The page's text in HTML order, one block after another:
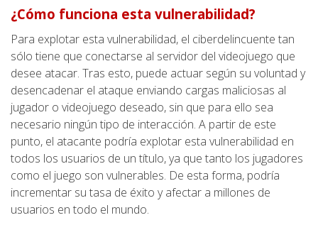
¿Cómo funciona esta vulnerabilidad?
Para explotar esta vulnerabilidad, el ciberdelincuente tan
sólo tiene que conectarse al servidor del videojuego que
desee atacar. Tras esto, puede actuar según su voluntad y
desencadenar el ataque enviando cargas maliciosas al
jugador o videojuego deseado, sin que para ello sea
necesario ningún tipo de interacción. A partir de este
punto, el atacante podría explotar esta vulnerabilidad en
todos los usuarios de un título, ya que tanto los jugadores
como el juego son vulnerables. De esta forma, podría
incrementar su tasa de éxito y afectar a millones de
usuarios en todo el mundo.